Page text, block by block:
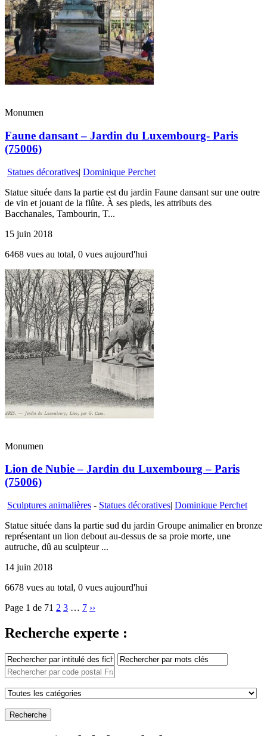
Monumen
Faune dansant – Jardin du Luxembourg- Paris
(75006)
Statues décoratives| Dominique Perchet
Statue située dans la partie est du jardin Faune dansant sur une outre
de vin et jouant de la flûte. À ses pieds, les attributs des
Bacchanales, Tambourin, T...
15 juin 2018
6468 vues au total, 0 vues aujourd'hui
Monumen
Lion de Nubie – Jardin du Luxembourg – Paris
(75006)
Sculptures animalières - Statues décoratives| Dominique Perchet
Statue située dans la partie sud du jardin Groupe animalier en bronze
représentant un lion debout au-dessus de sa proie morte, une
autruche, dû au sculpteur ...
14 juin 2018
6678 vues au total, 0 vues aujourd'hui
Page 1 de 71 2 3 … 7 ››
Recherche experte :